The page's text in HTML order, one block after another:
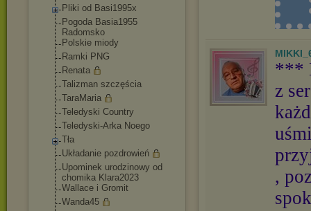
Pliki od Basi1995x
Pogoda Basia1955
Radomsko
Polskie miody
Ramki PNG
Renata
Talizman szczęścia
TaraMaria
Teledyski Country
Teledyski-Arka Noego
Tła
Układanie pozdrowień
Upominek urodzinowy od
chomika Klara2023
Wallace i Gromit
Wanda45
***
z
,